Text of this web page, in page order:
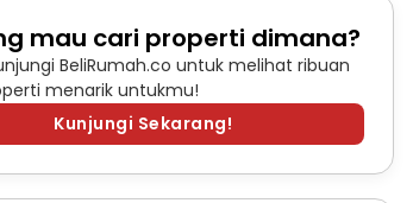
mau cari properti dimana?
BeliRumah.co untuk melihat ribuan
menarik untukmu!
Kunjungi Sekarang!